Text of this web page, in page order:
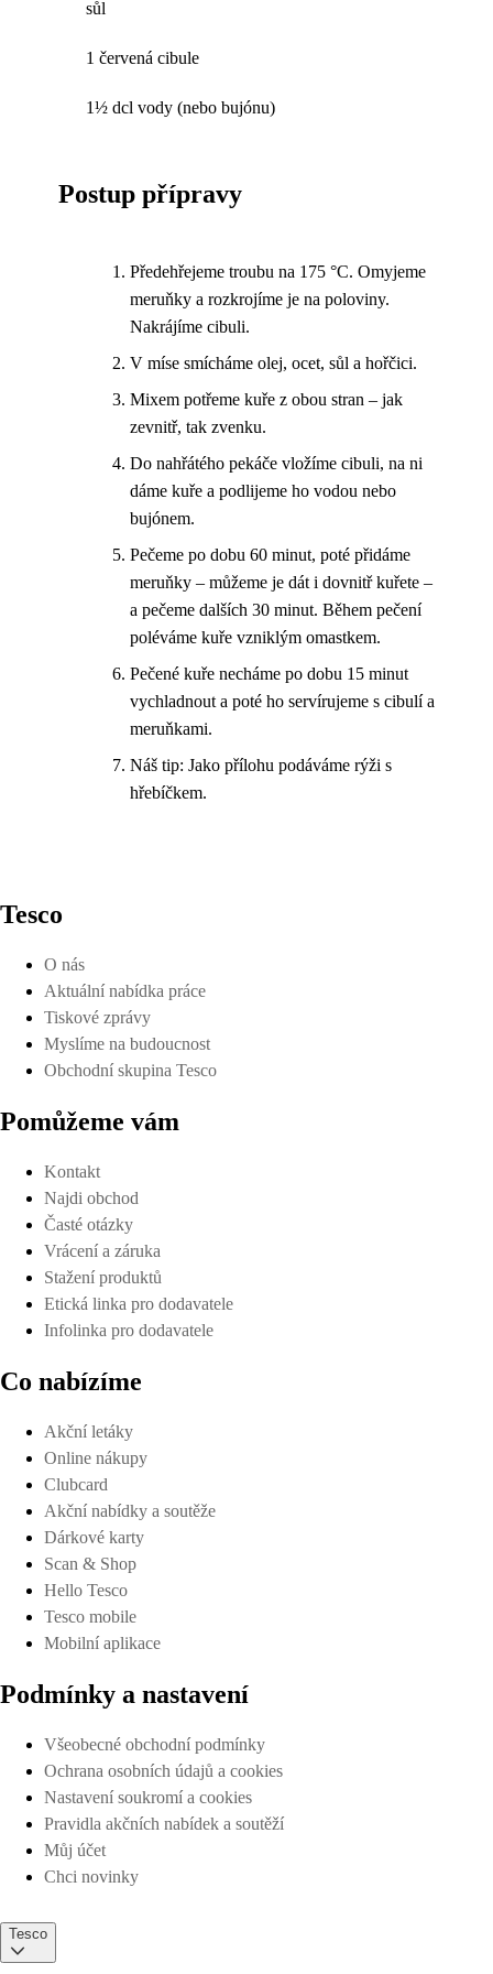
sůl
1 červená cibule
1½ dcl vody (nebo bujónu)
Postup přípravy
Předehřejeme troubu na 175 °C. Omyjeme
meruňky a rozkrojíme je na poloviny.
Nakrájíme cibuli.
V míse smícháme olej, ocet, sůl a hořčici.
Mixem potřeme kuře z obou stran – jak
zevnitř, tak zvenku.
Do nahřátého pekáče vložíme cibuli, na ni
dáme kuře a podlijeme ho vodou nebo
bujónem.
Pečeme po dobu 60 minut, poté přidáme
meruňky – můžeme je dát i dovnitř kuřete –
a pečeme dalších 30 minut. Během pečení
poléváme kuře vzniklým omastkem.
Pečené kuře necháme po dobu 15 minut
vychladnout a poté ho servírujeme s cibulí a
meruňkami.
Náš tip: Jako přílohu podáváme rýži s
hřebíčkem.
Tesco
O nás
Aktuální nabídka práce
Tiskové zprávy
Myslíme na budoucnost
Obchodní skupina Tesco
Pomůžeme vám
Kontakt
Najdi obchod
Časté otázky
Vrácení a záruka
Stažení produktů
Etická linka pro dodavatele
Infolinka pro dodavatele
Co nabízíme
Akční letáky
Online nákupy
Clubcard
Akční nabídky a soutěže
Dárkové karty
Scan & Shop
Hello Tesco
Tesco mobile
Mobilní aplikace
Podmínky a nastavení
Všeobecné obchodní podmínky
Ochrana osobních údajů a cookies
Nastavení soukromí a cookies
Pravidla akčních nabídek a soutěží
Můj účet
Chci novinky
Tesco